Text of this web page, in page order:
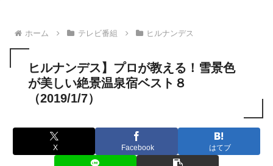
ホーム テレビ番組 ヒルナンデス
ヒルナンデス】プロが教える！雪景色
が美しい絶景温泉宿ベスト８
（2019/1/7）
X Facebook はてブ